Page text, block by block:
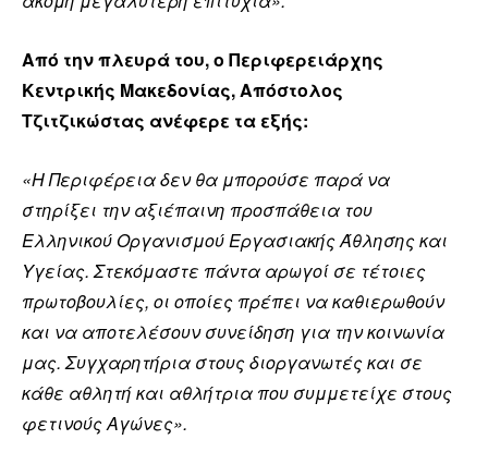
Από την πλευρά του, ο Περιφερειάρχης
Κεντρικής Μακεδονίας, Απόστολος
Τζιτζικώστας ανέφερε τα εξής:
«Η Περιφέρεια δεν θα μπορούσε παρά να
στηρίξει την αξιέπαινη προσπάθεια του
Ελληνικού Οργανισμού Εργασιακής Άθλησης και
Υγείας. Στεκόμαστε πάντα αρωγοί σε τέτοιες
πρωτοβουλίες, οι οποίες πρέπει να καθιερωθούν
και να αποτελέσουν συνείδηση για την κοινωνία
μας. Συγχαρητήρια στους διοργανωτές και σε
κάθε αθλητή και αθλήτρια που συμμετείχε στους
φετινούς Αγώνες».